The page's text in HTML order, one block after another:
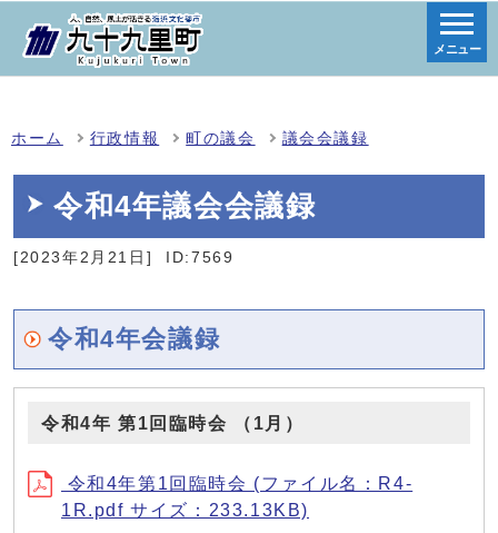
メニュー
ホーム 行政情報 町の議会 議会会議録
令和4年議会会議録
[2023年2月21日] ID:7569
令和4年会議録
令和4年 第1回臨時会 （1月）
令和4年第1回臨時会 (ファイル名：R4-
1R.pdf サイズ：233.13KB)